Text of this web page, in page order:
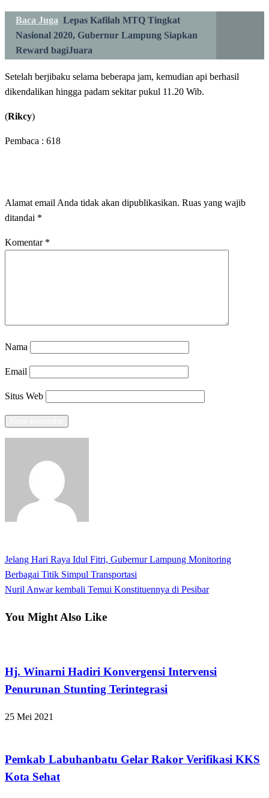
Baca Juga Lepas Kafilah MTQ Tingkat
Nasional 2020, Gubernur Lampung Siapkan
Reward bagiJuara
Setelah berjibaku selama beberapa jam, kemudian api berhasil
dikendalikan hingga padam sekitar pukul 11.20 Wib.
(Rikcy)
Pembaca : 618
Alamat email Anda tidak akan dipublikasikan. Ruas yang wajib
ditandai *
Komentar *
Nama
Email
Situs Web
Navigasi
pos
Previous
Post
Jelang Hari Raya Idul Fitri, Gubernur Lampung Monitoring
Berbagai Titik Simpul Transportasi
Next
Nuril Anwar kembali Temui Konstituennya di Pesibar
You Might Also Like
Hj. Winarni Hadiri Konvergensi Intervensi
Penurunan Stunting Terintegrasi
25 Mei 2021
Pemkab Labuhanbatu Gelar Rakor Verifikasi KKS
Kota Sehat